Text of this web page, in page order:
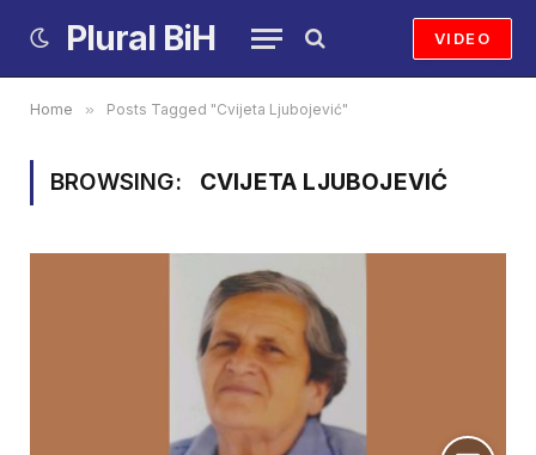
Plural BiH VIDEO
Home » Posts Tagged "Cvijeta Ljubojević"
BROWSING: CVIJETA LJUBOJEVIĆ